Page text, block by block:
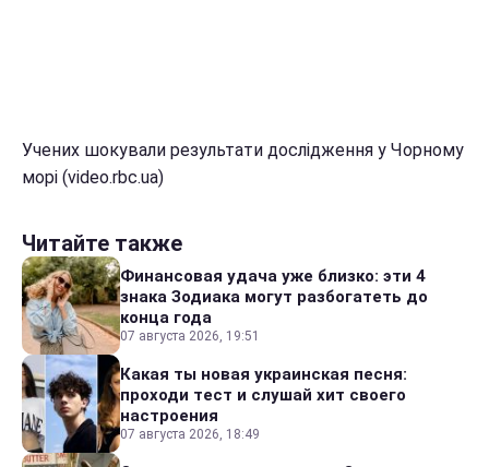
Учених шокували результати дослідження у Чорному
морі (video.rbc.ua)
Читайте также
Финансовая удача уже близко: эти 4
знака Зодиака могут разбогатеть до
конца года
07 августа 2026, 19:51
Какая ты новая украинская песня:
проходи тест и слушай хит своего
настроения
07 августа 2026, 18:49